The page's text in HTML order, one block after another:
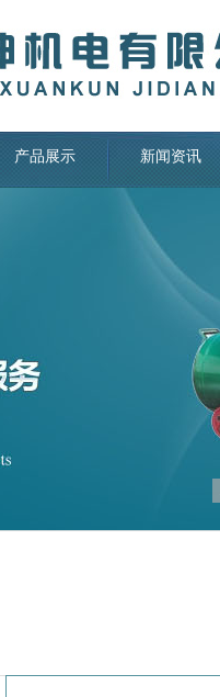
产品展示 新闻资讯